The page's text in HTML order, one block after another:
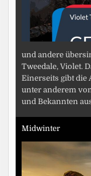
und andere
Tweedale, Violet.
Einerseits gibt die
unter anderem
und Bekannten
Midwinter